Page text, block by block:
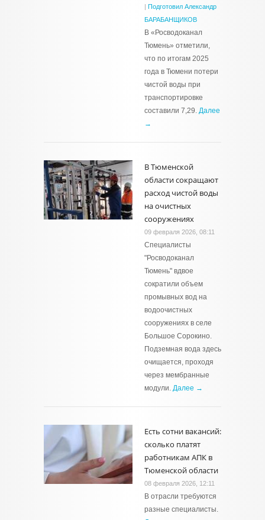
| Подготовил Александр
БАРАБАНЩИКОВ
В «Росводоканал
Тюмень» отметили,
что по итогам 2025
года в Тюмени потери
чистой воды при
транспортировке
составили 7,29. Далее
→
В Тюменской
области сокращают
расход чистой воды
на очистных
сооружениях
09 февраля 2026, 08:11
Специалисты
"Росводоканал
Тюмень" вдвое
сократили объем
промывных вод на
водоочистных
сооружениях в селе
Большое Сорокино.
Подземная вода здесь
очищается, проходя
через мембранные
модули. Далее →
Есть сотни вакансий:
сколько платят
работникам АПК в
Тюменской области
08 февраля 2026, 12:11
В отрасли требуются
разные специалисты.